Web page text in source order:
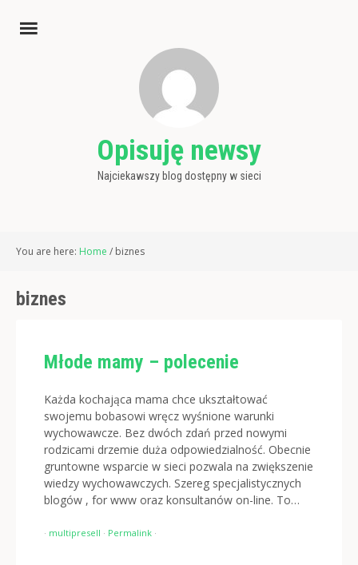
Opisuję newsy
Najciekawszy blog dostępny w sieci
You are here: Home / biznes
biznes
Młode mamy – polecenie
Każda kochająca mama chce ukształtować
swojemu bobasowi wręcz wyśnione warunki
wychowawcze. Bez dwóch zdań przed nowymi
rodzicami drzemie duża odpowiedzialność. Obecnie
gruntowne wsparcie w sieci pozwala na zwiększenie
wiedzy wychowawczych. Szereg specjalistycznych
blogów , for www oraz konsultanów on-line. To…
· multipresell · Permalink ·